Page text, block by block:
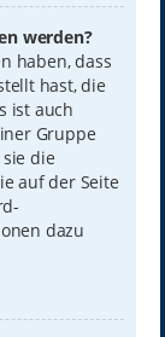
werden?
haben, dass
hast, die
ist auch
Gruppe
die
auf der Seite
dazu